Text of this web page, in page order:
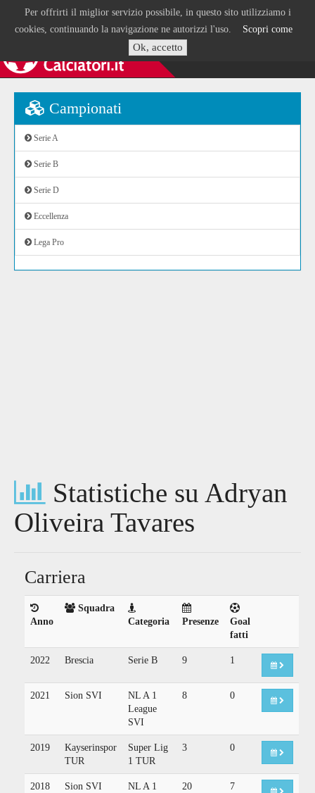
Per offrirti il miglior servizio possibile, in questo sito utilizziamo i
cookies, continuando la navigazione ne autorizzi l'uso. Scopri come
Ok, accetto
Campionati
Serie A
Serie B
Serie D
Eccellenza
Lega Pro
Statistiche su Adryan
Oliveira Tavares
Carriera
Anno
Squadra
Categoria
Presenze
Goal
fatti
2022 Brescia Serie B 9 1
2021 Sion SVI
NL A 1
League
SVI
8 0
2019
Kayserinspor
TUR
Super Lig
1 TUR
3 0
2018 Sion SVI
NL A 1
20 7